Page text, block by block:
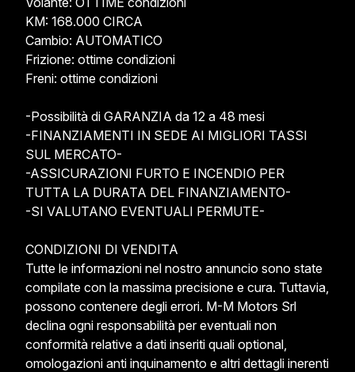
KM: 168.000 CIRCA
Cambio: AUTOMATICO
Frizione: ottime condizioni
Freni: ottime condizioni
-Possibilità di GARANZIA da 12 a 48 mesi
-FINANZIAMENTI IN SEDE AI MIGLIORI TASSI
SUL MERCATO-
-ASSICURAZIONI FURTO E INCENDIO PER
TUTTA LA DURATA DEL FINANZIAMENTO-
-SI VALUTANO EVENTUALI PERMUTE-
CONDIZIONI DI VENDITA
Tutte le informazioni nel nostro annuncio sono state
compilate con la massima precisione e cura. Tuttavia,
possono contenere degli errori. M-M Motors Srl
declina ogni responsabilità per eventuali non
conformità relative a dati inseriti quali optional,
omologazioni anti inquinamento e altri dettagli inerenti